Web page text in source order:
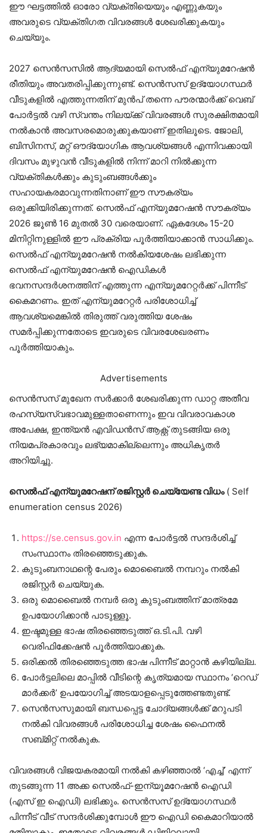
ഈ ഘട്ടത്തിൽ ഓരോ വ്യക്തിയെയും എണ്ണുകയും
അവരുടെ വ്യക്തിഗത വിവരങ്ങൾ ശേഖരിക്കുകയും
ചെയ്യും.
2027 സെൻസസിൽ ആദ്യമായി സെൽഫ് എന്യുമറേഷൻ
രീതിയും അവതരിപ്പിക്കുന്നുണ്ട്. സെന്‍സസ് ഉദ്യോഗസ്ഥര്‍
വീടുകളില്‍ എത്തുന്നതിന് മുന്‍പ് തന്നെ പൗരന്മാർക്ക് വെബ്
പോർട്ടൽ വഴി സ്വന്തം നിലയ്ക്ക് വിവരങ്ങൾ സുരക്ഷിതമായി
നൽകാൻ അവസരമൊരുക്കുകയാണ് ഇതിലൂടെ. ജോലി,
ബിസിനസ്, മറ്റ് ഔദ്യോഗിക ആവശ്യങ്ങൾ എന്നിവക്കായി
ദിവസം മുഴുവൻ വീടുകളിൽ നിന്ന് മാറി നിൽക്കുന്ന
വ്യക്തികൾക്കും കുടുംബങ്ങൾക്കും
സഹായകരമാവുന്നതിനാണ് ഈ സൗകര്യം
ഒരുക്കിയിരിക്കുന്നത്. സെൽഫ് എന്യുമറേഷൻ സൗകര്യം
2026 ജൂൺ 16 മുതൽ 30 വരെയാണ്. ഏകദേശം 15-20
മിനിറ്റിനുള്ളില്‍ ഈ പ്രക്രിയ പൂര്‍ത്തിയാക്കാന്‍ സാധിക്കും.
സെൽഫ് എന്യൂമറേഷൻ നൽകിയശേഷം ലഭിക്കുന്ന
സെൽഫ് എന്യുമറേഷൻ ഐഡികൾ
ഭവനസന്ദർശനത്തിന് എത്തുന്ന എന്യൂമറേറ്റർക്ക് പിന്നീട്
കൈമറണം. ഇത് എന്യുമറേറ്റർ പരിശോധിച്ച്
ആവശ്യമെങ്കിൽ തിരുത്ത് വരുത്തിയ ശേഷം
സമർപ്പിക്കുന്നതോടെ ഇവരുടെ വിവരശേഖരണം
പൂർത്തിയാകും.
Advertisements
സെൻസസ് മുഖേന സർക്കാർ ശേഖരിക്കുന്ന ഡാറ്റ അതീവ
രഹസ്യസ്വഭാവമുള്ളതാണെന്നും ഇവ വിവരാവകാശ
അപേക്ഷ, ഇന്ത്യൻ എവിഡൻസ് ആക്റ്റ് തുടങ്ങിയ ഒരു
നിയമപ്രകാരവും ലഭ്യമാകില്ലെന്നും അധികൃതർ
അറിയിച്ചു.
സെൽഫ് എന്യുമറേഷന് രജിസ്റ്റര്‍ ചെയ്യേണ്ട വിധം( Self
enumeration census 2026)
https://se.census.gov.in എന്ന പോര്‍ട്ടല്‍ സന്ദര്‍ശിച്ച്
സംസ്ഥാനം തിരഞ്ഞെടുക്കുക.
കുടുംബനാഥന്റെ പേരും മൊബൈല്‍ നമ്പറും നല്‍കി
രജിസ്റ്റര്‍ ചെയ്യുക.
ഒരു മൊബൈല്‍ നമ്പര്‍ ഒരു കുടുംബത്തിന് മാത്രമേ
ഉപയോഗിക്കാന്‍ പാടുള്ളൂ.
ഇഷ്ടമുള്ള ഭാഷ തിരഞ്ഞെടുത്ത് ഒ.ടി.പി. വഴി
വെരിഫിക്കേഷന്‍ പൂര്‍ത്തിയാക്കുക.
ഒരിക്കല്‍ തിരഞ്ഞെടുത്ത ഭാഷ പിന്നീട് മാറ്റാന്‍ കഴിയില്ല.
പോര്‍ട്ടലിലെ മാപ്പില്‍ വീടിന്റെ കൃത്യമായ സ്ഥാനം ‘റെഡ്
മാര്‍ക്കര്‍’ ഉപയോഗിച്ച് അടയാളപ്പെടുത്തേണ്ടതുണ്ട്.
സെന്‍സസുമായി ബന്ധപ്പെട്ട ചോദ്യങ്ങള്‍ക്ക് മറുപടി
നല്‍കി വിവരങ്ങള്‍ പരിശോധിച്ച ശേഷം ഫൈനല്‍
സബ്മിറ്റ് നല്‍കുക.
വിവരങ്ങള്‍ വിജയകരമായി നല്‍കി കഴിഞ്ഞാല്‍ ‘എച്ച്’ എന്ന്
തുടങ്ങുന്ന 11 അക്ക സെല്‍ഫ്-ഇന്യൂമറേഷന്‍ ഐഡി
(എസ് ഇ ഐഡി) ലഭിക്കും. സെന്‍സസ് ഉദ്യോഗസ്ഥര്‍
പിന്നീട് വീട് സന്ദര്‍ശിക്കുമ്പോള്‍ ഈ ഐഡി കൈമാറിയാല്‍